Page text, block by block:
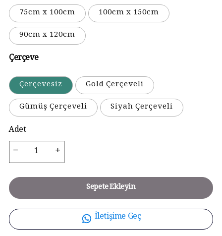
75cm x 100cm
100cm x 150cm
90cm x 120cm
Çerçeve
Çerçevesiz
Gold Çerçeveli
Gümüş Çerçeveli
Siyah Çerçeveli
Adet
Sepete Ekleyin
İletişime Geç